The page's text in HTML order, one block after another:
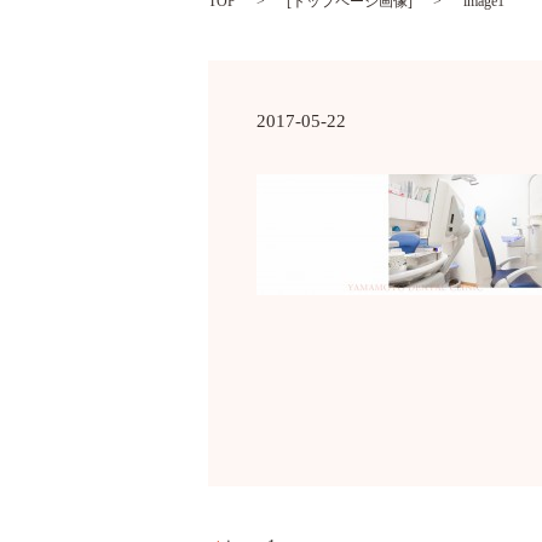
2017-05-22